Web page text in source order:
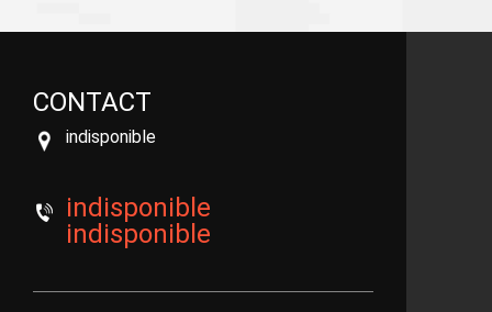
CONTACT
indisponible
indisponible
indisponible